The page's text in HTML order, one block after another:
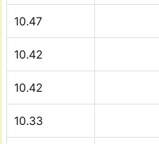
10.47
10.42
10.42
10.33